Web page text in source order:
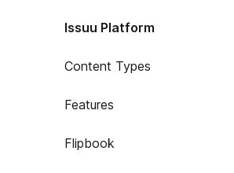
Issuu Platform
Content Types
Features
Flipbook